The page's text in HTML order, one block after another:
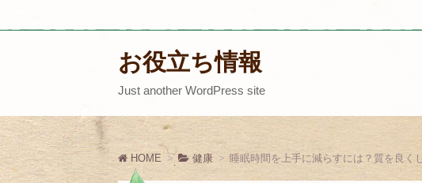
お役立ち情報
Just another WordPress site
HOME 健康 睡眠時間を上手に減らすには？質を良く